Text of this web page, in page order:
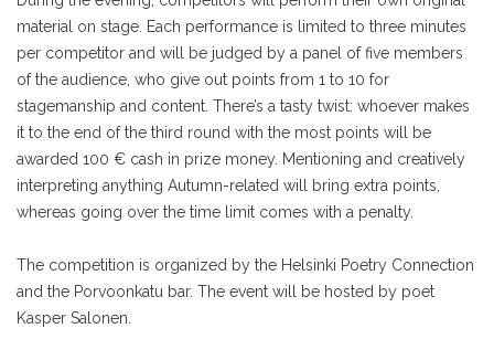
material on stage. Each performance is limited to three minutes
per competitor and will be judged by a panel of five members
of the audience, who give out points from 1 to 10 for
stagemanship and content. There’s a tasty twist: whoever makes
it to the end of the third round with the most points will be
awarded 100 € cash in prize money. Mentioning and creatively
interpreting anything Autumn-related will bring extra points,
whereas going over the time limit comes with a penalty.
The competition is organized by the Helsinki Poetry Connection
and the Porvoonkatu bar. The event will be hosted by poet
Kasper Salonen.